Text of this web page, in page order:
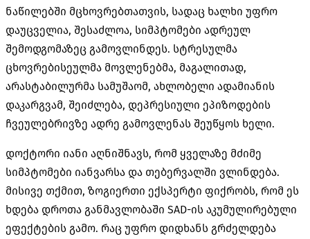
ნაწილებში მცხოვრებთათვის, სადაც ხალხი უფრო
დაუცველია, შესაძლოა, სიმპტომები ადრეულ
შემოდგომაზეც გამოვლინდეს. სტრესულმა
ცხოვრებისეულმა მოვლენებმა, მაგალითად,
არასტაბილურმა სამუშაომ, ახლობელი ადამიანის
დაკარგვამ, შეიძლება, დეპრესიული ეპიზოდების
ჩვეულებრივზე ადრე გამოვლენას შეუწყოს ხელი.
დოქტორი იანი აღნიშნავს, რომ ყველაზე მძიმე
სიმპტომები იანვარსა და თებერვალში ვლინდება.
მისივე თქმით, ზოგიერთი ექსპერტი ფიქრობს, რომ ეს
ხდება დროთა განმავლობაში SAD-ის აკუმულირებული
ეფექტების გამო. რაც უფრო დიდხანს გრძელდება